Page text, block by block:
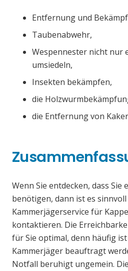
Entfernung und
Taubenabwehr,
Wespennester nicht nur
umsiedeln,
Insekten bekämpfen,
die
die Entfernung von
Wenn Sie entdecken, dass Sie
benötigen, dann ist es
Kammerjägerservice für
kontaktieren. Die
für Sie optimal, denn häufig
Kammerjäger beauftragt
Notfall beruhigt ungemein.